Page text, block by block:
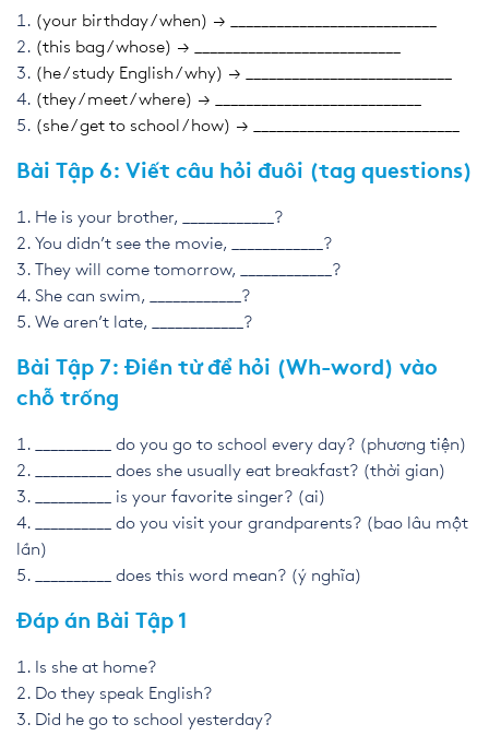
(your birthday / when) → ___________________________
(this bag / whose) → ___________________________
(he / study English / why) → ___________________________
(they / meet / where) → ___________________________
(she / get to school / how) → ___________________________
Bài Tập 6: Viết câu hỏi đuôi (tag questions)
He is your brother, ____________?
You didn’t see the movie, ____________?
They will come tomorrow, ____________?
She can swim, ____________?
We aren’t late, ____________?
Bài Tập 7: Điền từ để hỏi (Wh-word) vào
chỗ trống
__________ do you go to school every day? (phương tiện)
__________ does she usually eat breakfast? (thời gian)
__________ is your favorite singer? (ai)
__________ do you visit your grandparents? (bao lâu một
lần)
__________ does this word mean? (ý nghĩa)
Đáp án Bài Tập 1
Is she at home?
Do they speak English?
Did he go to school yesterday?